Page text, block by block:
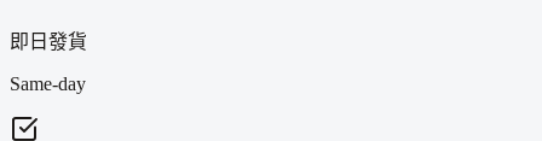
即日發貨
Same-day